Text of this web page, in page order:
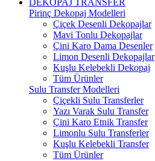
DEKOPAJ TRANSFER
Pirinç Dekopaj Modelleri
Çiçek Desenli Dekopajlar
Mavi Tonlu Dekopajlar
Çini Karo Dama Desenler
Limon Desenli Dekopajlar
Kuşlu Kelebekli Dekopaj
Tüm Ürünler
Sulu Transfer Modelleri
Çiçekli Sulu Transferler
Yazı Varak Sulu Transfer
Çini Karo Etnik Transfer
Limonlu Sulu Transferler
Kuşlu Kelebekli Transfer
Tüm Ürünler